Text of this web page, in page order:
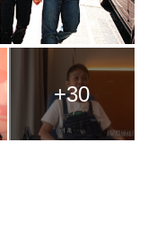
+30